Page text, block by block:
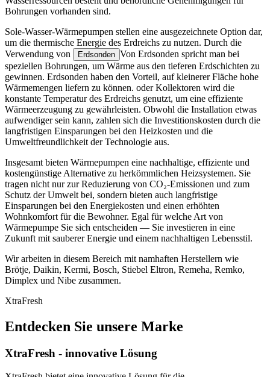
Bohrungen vorhanden sind.
Sole-Wasser-Wärmepumpen stellen eine ausgezeichnete Option dar,
um die thermische Energie des Erdreichs zu nutzen. Durch die
Verwendung von
Erdsonden Von Erdsonden spricht man bei
speziellen Bohrungen, um Wärme aus den tieferen Erdschichten zu
gewinnen. Erdsonden haben den Vorteil, auf kleinerer Fläche hohe
Wärmemengen liefern zu können. oder Kollektoren wird die
konstante Temperatur des Erdreichs genutzt, um eine effiziente
Wärmeerzeugung zu gewährleisten. Obwohl die Installation etwas
aufwendiger sein kann, zahlen sich die Investitionskosten durch die
langfristigen Einsparungen bei den Heizkosten und die
Umweltfreundlichkeit der Technologie aus.
Insgesamt bieten Wärmepumpen eine nachhaltige, effiziente und
kostengünstige Alternative zu herkömmlichen Heizsystemen. Sie
tragen nicht nur zur Reduzierung von CO₂-Emissionen und zum
Schutz der Umwelt bei, sondern bieten auch langfristige
Einsparungen bei den Energiekosten und einen erhöhten
Wohnkomfort für die Bewohner. Egal für welche Art von
Wärmepumpe Sie sich entscheiden — Sie investieren in eine
Zukunft mit sauberer Energie und einem nachhaltigen Lebensstil.
Wir arbeiten in diesem Bereich mit namhaften Herstellern wie
Brötje, Daikin, Kermi, Bosch, Stiebel Eltron, Remeha, Remko,
Dimplex und Nibe zusammen.
XtraFresh
Entdecken Sie unsere Marke
XtraFresh - innovative Lösung